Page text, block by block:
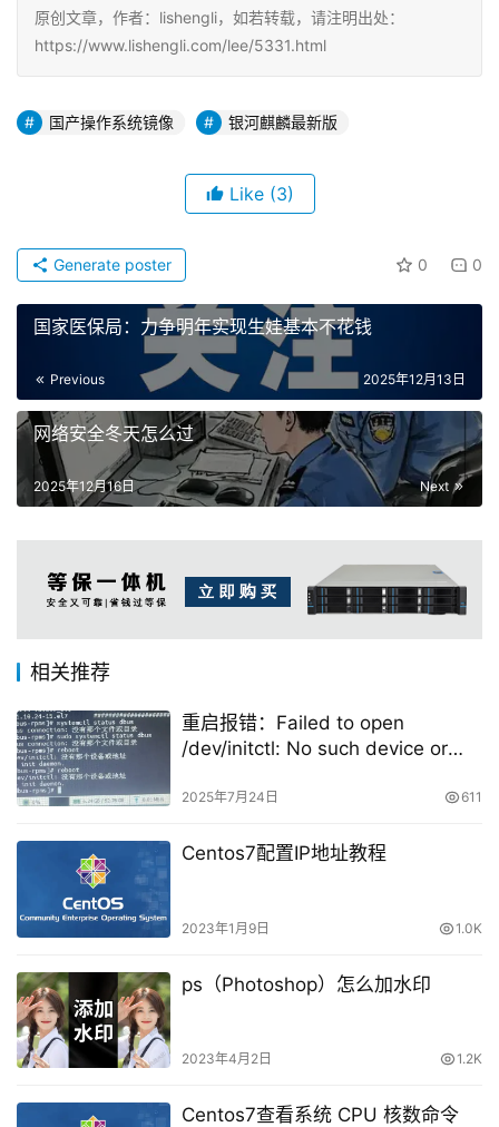
原创文章，作者：lishengli，如若转载，请注明出处：
https://www.lishengli.com/lee/5331.html
国产操作系统镜像 银河麒麟最新版
Like (3)
0 0
Generate poster
国家医保局：力争明年实现生娃基本不花钱
Previous 2025年12月13日
网络安全冬天怎么过
Next
2025年12月16日
相关推荐
重启报错：Failed to open
/dev/initctl: No such device or
2025年7月24日 611
Centos7配置IP地址教程
2023年1月9日 1.0K
ps（Photoshop）怎么加水印
2023年4月2日 1.2K
Centos7查看系统 CPU 核数命令